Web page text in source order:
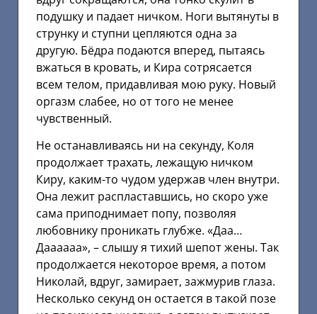
подушку и падает ничком. Ноги вытянуты в
струнку и ступни цепляются одна за
другую. Бёдра подаются вперед, пытаясь
вжаться в кровать, и Кира сотрясается
всем телом, придавливая мою руку. Новый
оргазм слабее, но от того не менее
чувственный.
Не останавливаясь ни на секунду, Коля
продолжает трахать, лежащую ничком
Киру, каким-то чудом удержав член внутри.
Она лежит распластавшись, но скоро уже
сама приподнимает попу, позволяя
любовнику проникать глубже. «Даа…
Даааааа», – слышу я тихий шепот жены. Так
продолжается некоторое время, а потом
Николай, вдруг, замирает, зажмурив глаза.
Несколько секунд он остается в такой позе